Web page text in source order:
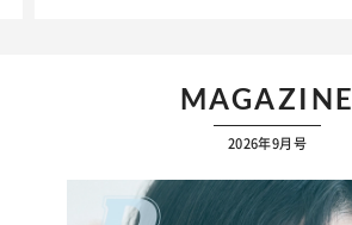
MAGAZINE
2026年9月号